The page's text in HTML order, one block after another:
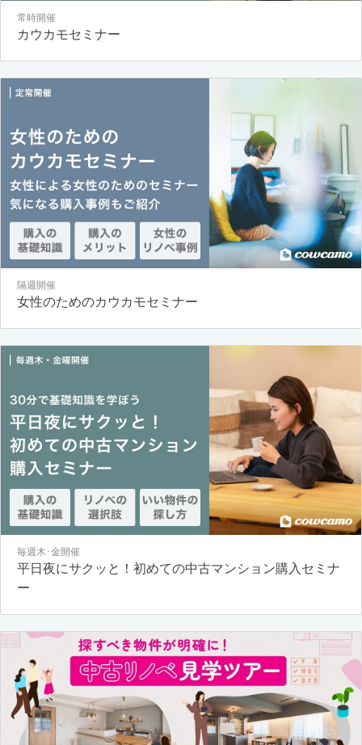
常時開催
カウカモセミナー
隔週開催
女性のためのカウカモセミナー
毎週木･金開催
平日夜にサクッと！初めての中古マンション購入セミナ
ー